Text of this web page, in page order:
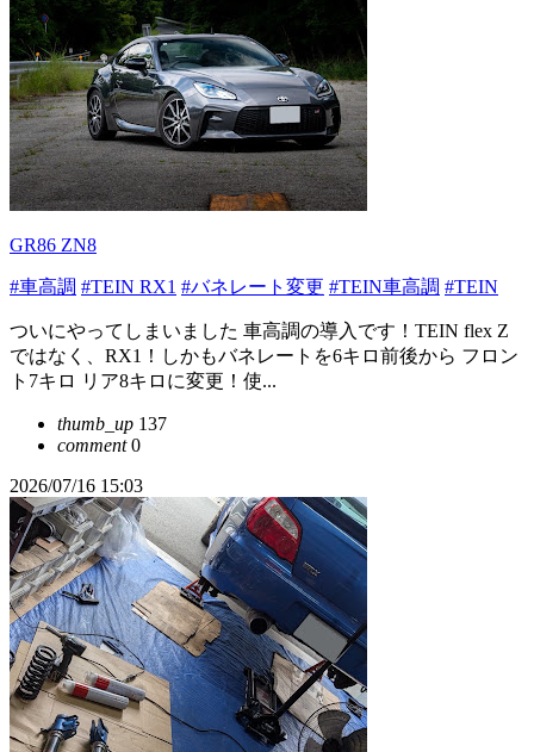
GR86 ZN8
#車高調 #TEIN RX1 #バネレート変更 #TEIN車高調 #TEIN
ついにやってしまいました 車高調の導入です！TEIN flex Z
ではなく、RX1！しかもバネレートを6キロ前後から フロン
ト7キロ リア8キロに変更！使...
thumb_up 137
comment0
2026/07/16 15:03